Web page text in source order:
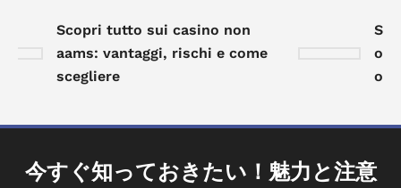
Scopri tutto sui casino non
aams: vantaggi, rischi e come
scegliere
今すぐ知っておきたい！魅力と注意